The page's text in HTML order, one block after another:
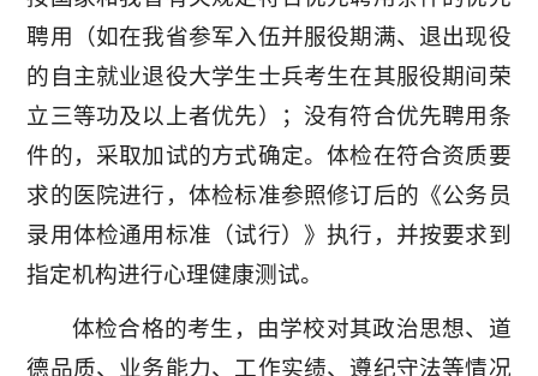
聘用（如在我省参军入伍并服役期满、退出现役
的自主就业退役大学生士兵考生在其服役期间荣
立三等功及以上者优先）；没有符合优先聘用条
件的，采取加试的方式确定。体检在符合资质要
求的医院进行，体检标准参照修订后的《公务员
录用体检通用标准（试行）》执行，并按要求到
指定机构进行心理健康测试。
体检合格的考生，由学校对其政治思想、道
德品质、业务能力、工作实绩、遵纪守法等情况